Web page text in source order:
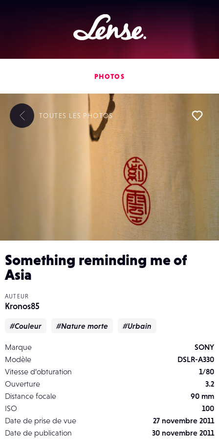
Lense
PHOTOS
Something reminding me of
Asia
AUTEUR
Kronos85
#Couleur #Nature morte #Urbain
Marque
SONY
Modèle
DSLR-A330
Vitesse d’obturation
1/80
Ouverture
3.2
Distance focale
90 mm
ISO
100
Date de prise de vue
27 novembre 2011
Date de publication
30 novembre 2011
TOUTES LES PHOTOS